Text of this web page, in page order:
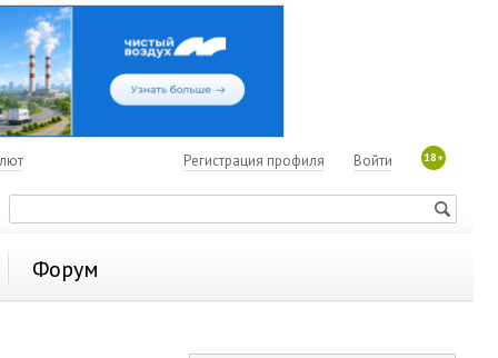
18+
Войти
Регистрация профиля
Форум